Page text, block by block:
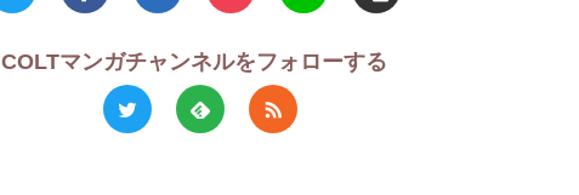
COLTマンガチャンネルをフォローする